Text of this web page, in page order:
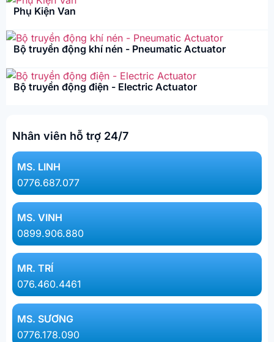
Phụ Kiện Van
Bộ truyền động khí nén - Pneumatic Actuator
Bộ truyền động điện - Electric Actuator
Nhân viên hỗ trợ 24/7
MS. LINH​
0776.687.077​
MS. VINH
0899.906.880
MR. TRÍ
076.460.4461
MS. SƯƠNG
0776.178.090